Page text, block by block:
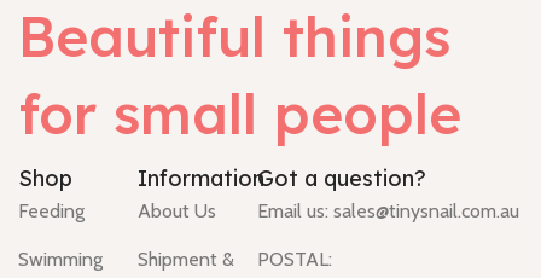
Beautiful things
for small people
Shop
Feeding
Swimming
Information
About Us
Shipment &
Got a question?
Email us: sales@tinysnail.com.au
POSTAL: